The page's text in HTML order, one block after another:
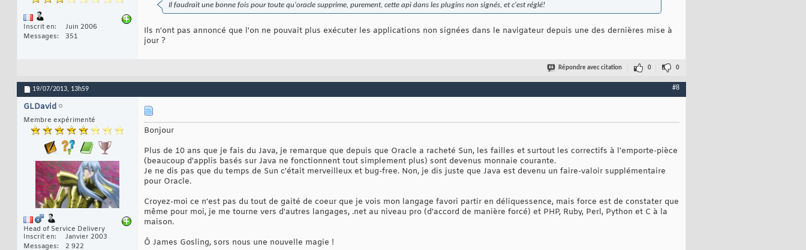
Inscrit en
Juin 2006
Messages
351
Il faudrait une bonne fois pour toute qu'oracle supprime, purement, cette api dans les plugins non signés, et c'est réglé!
Ils n'ont pas annoncé que l'on ne pouvait plus exécuter les applications non signées dans le navigateur depuis une des dernières mise à
jour ?
Répondre avec citation 0 0
19/07/2013, 13h59 #8
GLDavid
Membre expérimenté
Head of Service Delivery
Inscrit en
Janvier 2003
Messages
2 922
Bonjour
Plus de 10 ans que je fais du Java, je remarque que depuis que Oracle a racheté Sun, les failles et surtout les correctifs à l'emporte-pièce
(beaucoup d'applis basés sur Java ne fonctionnent tout simplement plus) sont devenus monnaie courante.
Je ne dis pas que du temps de Sun c'était merveilleux et bug-free. Non, je dis juste que Java est devenu un faire-valoir supplémentaire
pour Oracle.
Croyez-moi ce n'est pas du tout de gaité de coeur que je vois mon langage favori partir en déliquessence, mais force est de constater que
même pour moi, je me tourne vers d'autres langages, .net au niveau pro (d'accord de manière forcé) et PHP, Ruby, Perl, Python et C à la
maison.
Ô James Gosling, sors nous une nouvelle magie !